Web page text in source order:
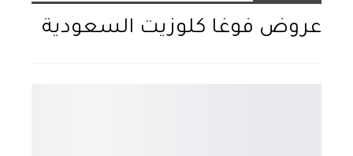
عروض فوغا كلوزيت السعودية